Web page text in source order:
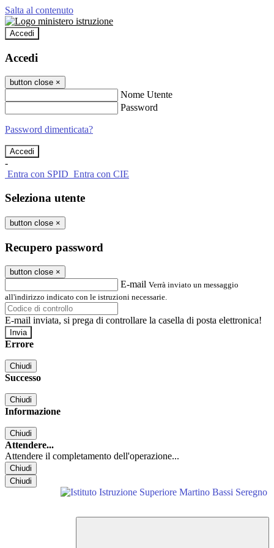
Salta al contenuto
Accedi
Accedi
button close ×
Nome Utente
Password
Password dimenticata?
-
Entra con SPID Entra con CIE
Seleziona utente
button close ×
Recupero password
button close ×
E-mail Verrà inviato un messaggio
all'indirizzo indicato con le istruzioni necessarie.
E-mail inviata, si prega di controllare la casella di posta elettronica!
Errore
Chiudi
Successo
Chiudi
Informazione
Chiudi
Attendere...
Attendere il completamento dell'operazione...
Chiudi
Chiudi